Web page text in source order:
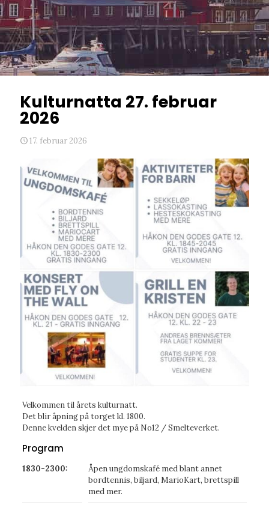
Kulturnatta 27. februar
2026
17. februar 2026
Velkommen til årets kulturnatt.
Det blir åpning på torget kl. 1800.
Denne kvelden skjer det mye på No12 / Smelteverket.
Program
1830-2300:
Åpen ungdomskafé med blant annet
bordtennis, biljard, MarioKart, brettspill
med mer.